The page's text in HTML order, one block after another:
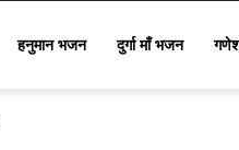
हनुमान भजन दुर्गा माँ भजन